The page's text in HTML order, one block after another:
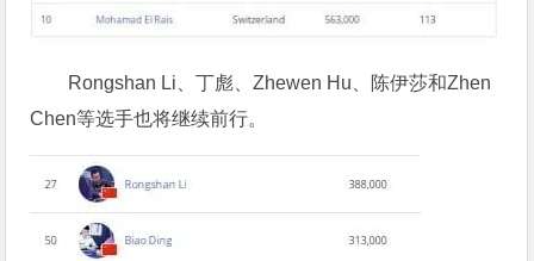
Rongshan Li、丁彪、Zhewen Hu、陈伊莎和Zhen
Chen等选手也将继续前行。